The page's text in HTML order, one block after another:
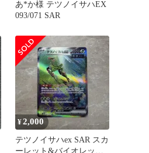
あ*か様 テツノイサハEX
093/071 SAR
¥2,000
テツノイサハex SAR スカ
ーレット&バイオレット